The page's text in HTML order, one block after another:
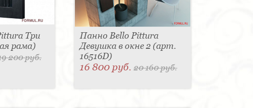
Три
рама)
200 руб.
Панно Bello Pittura
Девушка в окне 2 (арт.
16516D)
16 800 руб.20 160 руб.